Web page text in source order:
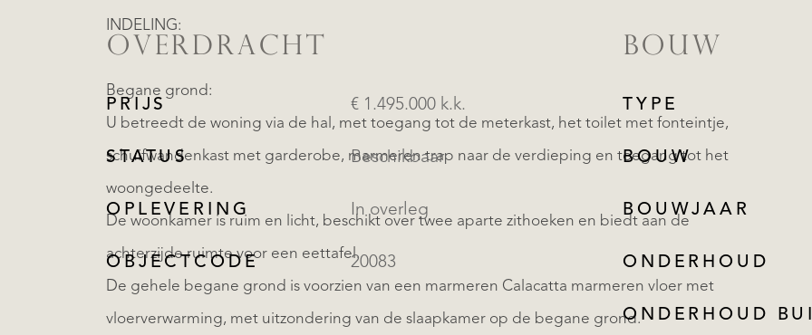
INDELING:
Begane grond:
U betreedt de woning via de hal, met toegang tot de meterkast, het toilet met fonteintje,
schuifwandenkast met garderobe, marmeren trap naar de verdieping en toegang tot het
woongedeelte.
De woonkamer is ruim en licht, beschikt over twee aparte zithoeken en biedt aan de
achterzijde ruimte voor een eettafel.
De gehele begane grond is voorzien van een marmeren Calacatta marmeren vloer met
vloerverwarming, met uitzondering van de slaapkamer op de begane grond.
OVERDRACHT
PRIJS € 1.495.000 k.k.
STATUS Beschikbaar
OPLEVERING In overleg
OBJECTCODE 20083
BOUW
TYPE
BOUW
BOUWJAAR
ONDERHOUD
ONDERHOUD